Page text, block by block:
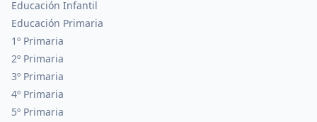
Educación Infantil
Educación Primaria
1º Primaria
2º Primaria
3º Primaria
4º Primaria
5º Primaria